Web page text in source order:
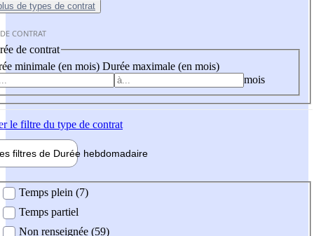
de types de contrat
CONTRAT
de contrat
minimale (en mois) Durée maximale (en mois)
mois
le filtre du type de contrat
filtres de Durée hebdomadaire
Temps plein (7)
Temps partiel
Non renseignée (59)